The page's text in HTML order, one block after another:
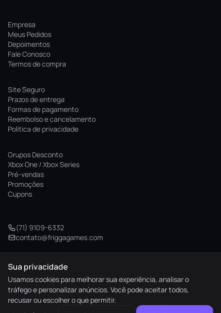
Empresa
Meus Pedidos
Depoimentos
Fale Conosco
Termos de compra
Site Seguro
Prazos de entrega
Formas de pagamento
Reembolso e cancelamento
Politica de privacidade
Grupos Desconto
Xbox One / Xbox Series
Pré-vendas
Promoções
Cupons
(71) 9109-6332
contato@friggagames.com
© 2026 Frigga Games. Todos os direitos reservados.
elo HIPER AMEX pix
Sua privacidade
Usamos cookies para melhorar sua experiência, analisar o
tráfego e personalizar anúncios. Você pode aceitar todos,
recusar ou escolher o que permitir.